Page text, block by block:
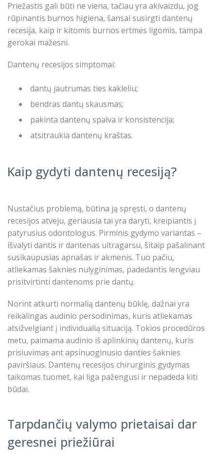
Priežastis gali būti ne viena, tačiau yra akivaizdu, jog
rūpinantis burnos higiena, šansai susirgti dantenų
recesija, kaip ir kitomis burnos ertmės ligomis, tampa
gerokai mažesni.
Dantenų recesijos simptomai:
dantų jautrumas ties kakleliu;
bendras dantų skausmas;
pakinta dantenų spalva ir konsistencija;
atsitraukia dantenų kraštas.
Kaip gydyti dantenų recesiją?
Nustačius problemą, būtina ją spręsti, o dantenų
recesijos atveju, geriausia tai yra daryti, kreipiantis į
patyrusius odontologus. Pirminis gydymo variantas –
išvalyti dantis ir dantenas ultragarsu, šitaip pašalinant
susikaupusias apnašas ir akmenis. Tuo pačiu,
atliekamas šaknies nulyginimas, padedantis lengviau
prisitvirtinti dantenoms prie dantų.
Norint atkurti normalią dantenų būklę, dažnai yra
reikalingas audinio persodinimas, kuris atliekamas
atsižvelgiant į individualią situaciją. Tokios procedūros
metu, paimama audinio iš aplinkinių dantenų, kuris
prisiuvimas ant apsinuoginusio danties šaknies
paviršiaus. Dantenų recesijos chirurginis gydymas
taikomas tuomet, kai liga pažengusi ir nepadeda kiti
būdai.
Tarpdančių valymo prietaisai dar
geresnei priežiūrai